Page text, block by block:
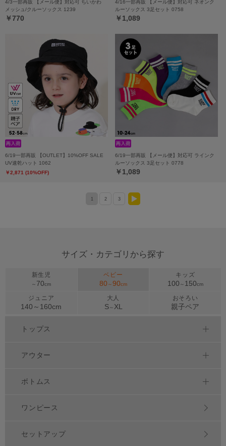
4/3一部再販 【メール便】対応可 ちいかわ
メッシュ/クルーソックス 1239
￥770
4/16一部再販 【メール便】対応可 ネオンク
ルーソックス 3足セット 0758
￥1,089
6/19一部再販 【OUTLET】10%OFF SALE
UV速乾ハット 1062
￥2,871 (10%OFF)
6/19一部再販 【メール便】対応可 ラインク
ルーソックス 3足セット 0778
￥1,089
1 2 3
サイズ・カテゴリから探す
新生児
～ 70cm
ベビー
80 ～90cm
キッズ
100 ～ 150cm
ジュニア
140～ 160cm
大人
S～ XL
おそろい
親子ペア
トップス
アウター
ボトムス
ワンピース
セットアップ